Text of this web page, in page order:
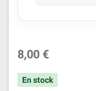
8,00 €
En stock